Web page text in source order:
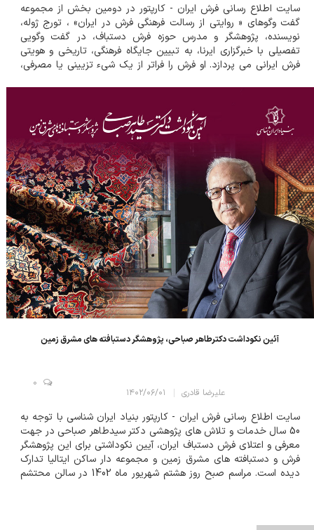
سایت اطلاع رسانی فرش ایران - کارپتور در دومین بخش از مجموعه
گفت وگوهای « روایتی از رسالت فرهنگی فرش در ایران» ، تورج ژوله،
نویسنده، پژوهشگر و مدرس حوزه فرش دستباف، در گفت وگویی
تفصیلی با خبرگزاری ایرنا، به تبیین جایگاه فرهنگی، تاریخی و هویتی
فرش ایرانی می پردازد. او فرش را فراتر از یک شیء تزیینی یا مصرفی،
آئین نکوداشت دکترطاهر صباحی، پژوهشگر دستبافته های مشرق زمین
علیرضا قادری ۱۴۰۲/۰۶/۰۱
0
سایت اطلاع رسانی فرش ایران - کارپتور بنیاد ایران شناسی با توجه به
50 سال خدمات و تلاش های پژوهشی دکتر سیدطاهر صباحی در جهت
معرفی و اعتلای فرش دستباف ایران، آیین نکوداشتی برای این پژوهشگر
فرش و دستبافته های مشرق زمین و مجموعه دار ساکن ایتالیا تدارک
دیده است. مراسم صبح روز هشتم شهریور ماه 1402 در سالن محتشم